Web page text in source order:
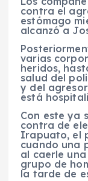
contra el
estómago
alcanzó a
varias
heridos,
salud del
y del
está
Con este ya
contra de
Irapuato, el
cuando una
al caerle
grupo de
la tarde de